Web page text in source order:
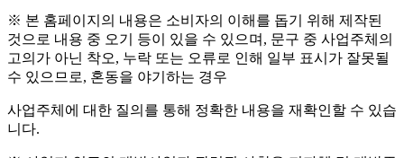
※ 본 홈페이지의 내용은 소비자의 이해를 돕기 위해 제작된
것으로 내용 중 오기 등이 있을 수 있으며, 문구 중 사업주체의
고의가 아닌 착오, 누락 또는 오류로 인해 일부 표시가 잘못될
수 있으므로, 혼동을 야기하는 경우
사업주체에 대한 질의를 통해 정확한 내용을 재확인할 수 있습
니다.